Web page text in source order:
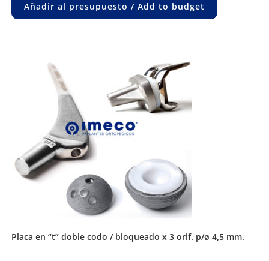
Añadir al presupuesto / Add to budget
placa en “t” doble codo / bloqueado x 3 orif. p/ø 4,5 mm.